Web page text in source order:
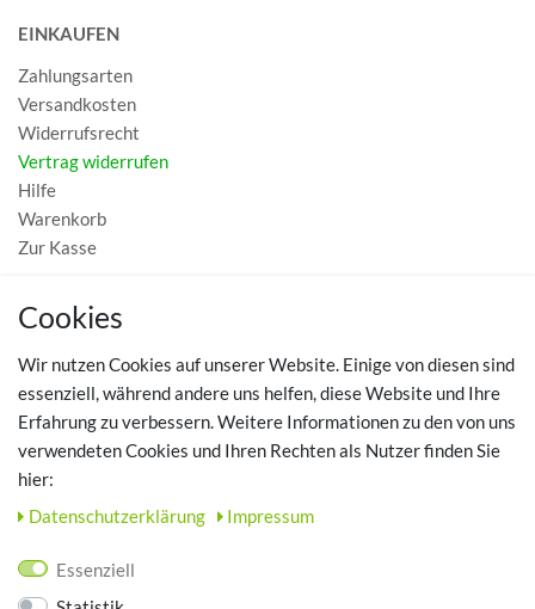
EINKAUFEN
Zahlungsarten
Versandkosten
Widerrufsrecht
Vertrag widerrufen
Hilfe
Warenkorb
Zur Kasse
MEIN KONTO
Login
TOP SCHUHTHEMEN
Hausschuhe - Bequeme Schuhe für zuhause
Cookies
Wir nutzen Cookies auf unserer Website. Einige von diesen sind
essenziell, während andere uns helfen, diese Website und Ihre
Erfahrung zu verbessern. Weitere Informationen zu den von uns
verwendeten Cookies und Ihren Rechten als Nutzer finden Sie
hier:
Daten­schutz­erklärung
Impressum
Essenziell